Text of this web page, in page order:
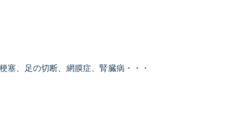
塞、足の切断、網膜症、腎臓病・・・